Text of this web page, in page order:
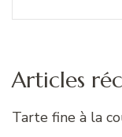
Articles
Tarte fine à la